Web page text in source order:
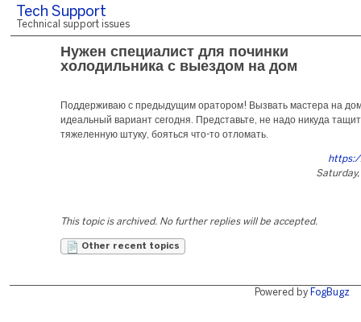
Tech Support
Technical support issues
Нужен специалист для починки
холодильника с выездом на дом
Поддерживаю с предыдущим оратором! Вызвать мастера на
идеальный вариант сегодня. Представьте, не надо никуда
тяжеленную штуку, бояться что-то отломать.
This topic is archived. No further replies will be accepted.
Other recent topics
Powered by FogBugz